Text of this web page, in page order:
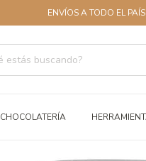
ENVÍOS A TODO EL PAÍS
CHOCOLATERÍA